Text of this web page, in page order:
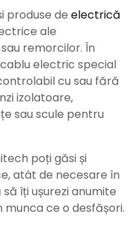
produse de electrică
ale
remorcilor. În
electric special
cu sau fără
izolatoare,
sau scule pentru
poți găsi și
atât de necesare în
îți ușurezi anumite
munca ce o desfășori.